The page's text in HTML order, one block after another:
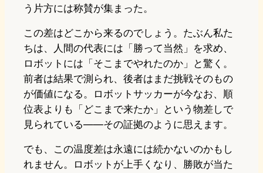
う片方には称賛が集まった。
この差はどこから来るのでしょう。たぶん私た
ちは、人間の代表には「勝って当然」を求め、
ロボットには「そこまでやれたのか」と驚く。
前者は結果で測られ、後者はまだ挑戦そのもの
が価値になる。ロボットサッカーが今なお、順
位表よりも「どこまで来たか」という物差しで
見られている——その証拠のように思えます。
でも、この温度差は永遠には続かないのかもし
れません。ロボットが上手くなり、勝敗が当た